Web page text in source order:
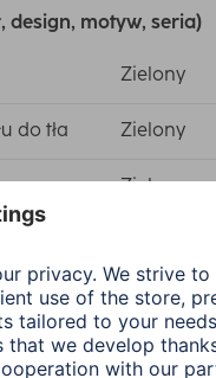
design, motyw, seria)
Zielony
do tła Zielony
Zielony
Nylon